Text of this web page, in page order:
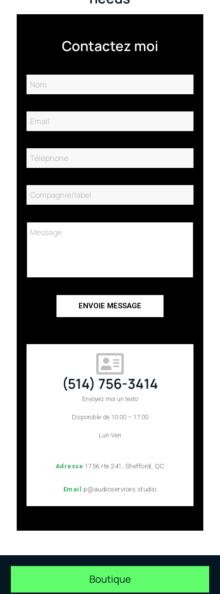
Contactez moi
ENVOIE MESSAGE
(514) 756-3414
Envoyez moi un texto
Disponible de 10:00 – 17:00
Lun-Ven
Adresse 1756 rte 241, Shefford, QC
Email p@audioservices.studio
Boutique